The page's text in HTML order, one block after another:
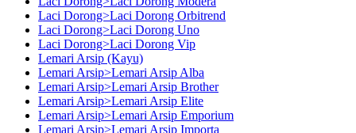
Laci Dorong>Laci Dorong Orbitrend
Laci Dorong>Laci Dorong Uno
Laci Dorong>Laci Dorong Vip
Lemari Arsip (Kayu)
Lemari Arsip>Lemari Arsip Alba
Lemari Arsip>Lemari Arsip Brother
Lemari Arsip>Lemari Arsip Elite
Lemari Arsip>Lemari Arsip Emporium
Lemari Arsip>Lemari Arsip Importa